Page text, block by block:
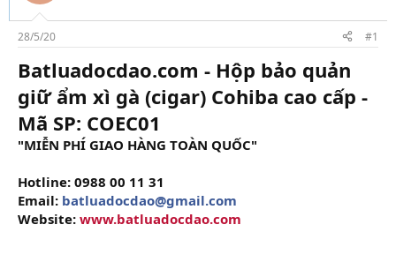
d
s
t
a
r
e
r
i
28/5/20 #1
Batluadocdao.com - Hộp bảo quản
giữ ẩm xì gà (cigar) Cohiba cao cấp -
Mã SP: COEC01
"MIỄN PHÍ GIAO HÀNG TOÀN QUỐC"
Hotline: 0988 00 11 31
Email: batluadocdao@gmail.com
Website: www.batluadocdao.com